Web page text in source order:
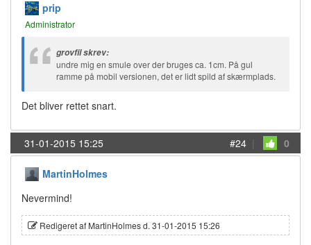
prip
Administrator
grovfil skrev:
undre mig en smule over der bruges ca. 1cm. På gul
ramme på mobil versionen, det er lidt spild af skærmplads.
Det bliver rettet snart.
31-01-2015 15:25 #24 | 0
MartinHolmes
Nevermind!
Redigeret af MartinHolmes d. 31-01-2015 15:26